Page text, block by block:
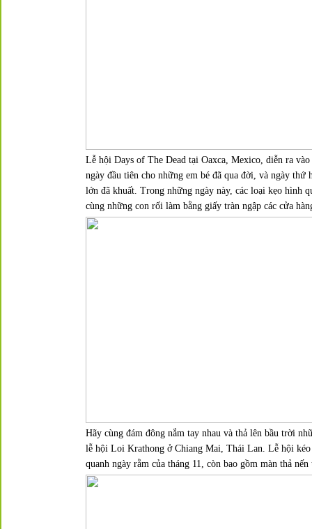
Lễ hội Days of The Deadtại Oaxca, Mexico, diễn ra vào
ngày đầu tiên cho những em bé đã qua đời, và ngày thứ
lớn đã khuất. Trong những ngày này, các loại kẹo hình
cùng những con rối làm bằng giấy tràn ngập các cửa
Hãy cùng đám đông nắm tay nhau và thả lên bầu trời
lễ hội Loi Krathongở Chiang Mai, Thái Lan. Lễ hội kéo
quanh ngày rằm của tháng 11, còn bao gồm màn thả nến